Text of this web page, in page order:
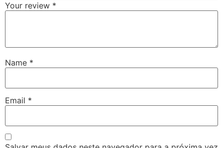
Your review *
Name *
Email *